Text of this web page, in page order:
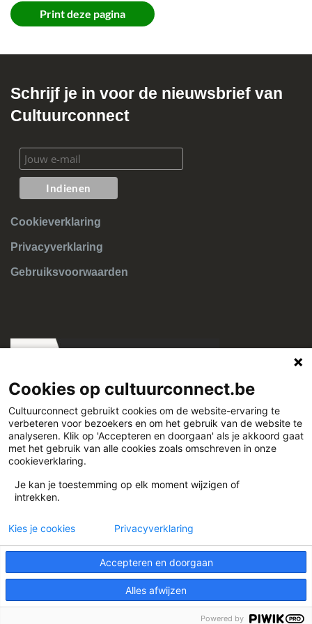
Controle van de verbinding en opnieuw starten
Print deze pagina
Schrijf je in voor de nieuwsbrief van
Cultuurconnect
Cookieverklaring
Privacyverklaring
Gebruiksvoorwaarden
Cultuurconnect
www.cultuurconnect.be
Theme:Illdy.© Cultuurconnect
Cookies op cultuurconnect.be
Cultuurconnect gebruikt cookies om de website-ervaring te
verbeteren voor bezoekers en om het gebruik van de website te
analyseren. Klik op 'Accepteren en doorgaan' als je akkoord gaat
met het gebruik van alle cookies zoals omschreven in onze
cookieverklaring.
Je kan je toestemming op elk moment wijzigen of
intrekken.
Accepteren en doorgaan
Alles afwijzen
Kies je cookies Privacyverklaring
Powered by